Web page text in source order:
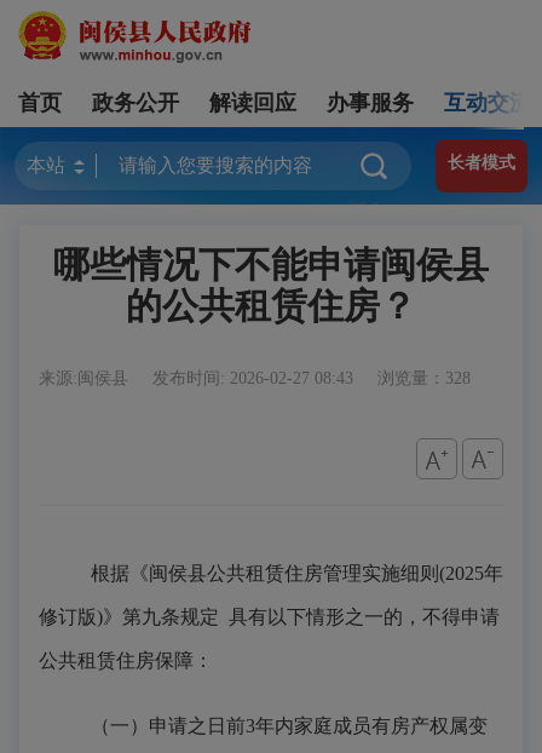
首页 政务公开 解读回应 办事服务 互动交流
长者模式
哪些情况下不能申请闽侯县
的公共租赁住房？
来源:闽侯县 发布时间: 2026-02-27 08:43 浏览量：328
根据 《闽侯县公共租赁住房管理实施细则 (2025年
修订版)》 第九条规定 具有以下情形之一的，不得申请
公共租赁住房保障：
（一）申请之日前3年内家庭成员有房产权属变